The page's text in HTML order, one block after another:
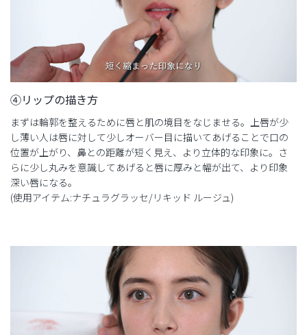
④リップの描き方
まずは輪郭を整えるために唇と肌の境目をなじませる。上唇が少
し薄い人は唇に対して少しオーバー目に描いてあげることで口の
位置が上がり、鼻との距離が短く見え、より立体的な印象に。さ
らに少し丸みを意識してあげると唇に厚みと幅が出て、より印象
深い唇になる。
(使用アイテム:ナチュラグラッセ/リキッド ルージュ)